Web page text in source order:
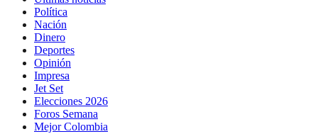
Política
Nación
Dinero
Deportes
Opinión
Impresa
Jet Set
Elecciones 2026
Foros Semana
Mejor Colombia